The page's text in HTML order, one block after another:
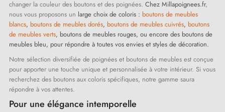
changer la couleur des boutons et des poignées. Chez Millapoignees.fr,
nous vous proposons un large choix de coloris : boutons de meubles
blancs, boutons de meubles dorés, boutons de meubles cuivrés, boutons
de meubles verts, boutons de meubles rouges, ou encore des boutons de
meubles bleu, pour répondre à toutes vos envies et styles de décoration.
Notre sélection diversifiée de poignées et boutons de meubles est conçue
pour apporter une touche unique et personnalisée à votre intérieur. Si vous
recherchez des boutons aux coloris spécifiques, notre gamme saura
répondre à vos attentes.
Pour une élégance intemporelle